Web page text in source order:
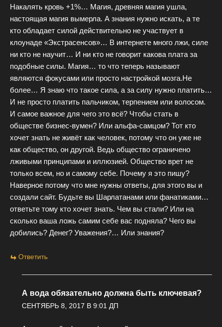
Накалять кровь +1%… Магия, древняя магия ушла,
настоящая магия вымерла. А знания нужно искать, а те
кто обладает силой действительно не участвует в
клоунаде «Экстрасенсов»… В интернете много лжи, силе
ни кто не научит… И ни кто не говорит какова плата за
подобные силы. Магия… то что теперь называют
являются фокусами или просто настройкой мозга.Не
более… Я знаю что такое сила, а за силу нужно платить…
И не просто платить пальчиком, терпением или волосом.
И самое важное для чего это всё? Чтобы стать в
обществе бизнес-вумен? Или альфа-самцом? Тот кто
хочет знать не живёт как человек, потому что он уже не
как общество, он другой. Ведь общество ограничено
лживыми принципами и иллюзией. Общество врет не
только всем, но и самому себе. Почему я это пишу?
Наверное потому что мне нужны ответы, для этого вы и
создали сайт. Будьте вы Шарлатанами или фанатиками…
ответьте тому кто хочет знать. Чем вы стали? Или на
сколько ваша ложь самим себе вас подняла? Чего вы
добились? Денег? Уважения?… Или знания?
Ответить
А вода обязательно должна быть ключевая?
СЕНТЯБРЬ 8, 2017 В 9:01 ДП